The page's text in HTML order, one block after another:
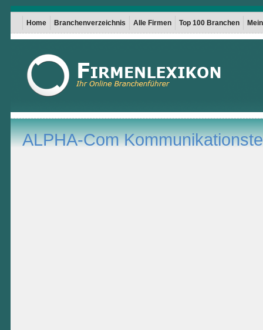
Home Branchenverzeichnis Alle Firmen Top 100 Branchen
ALPHA-Com